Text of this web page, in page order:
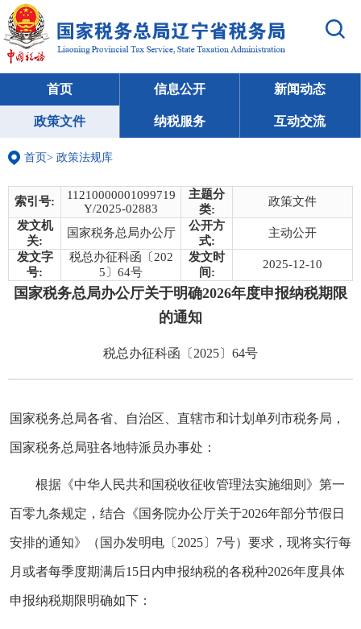
首页 信息公开 新闻动态
政策文件 纳税服务 互动交流
首页> 政策法规库
索引号:
11210000001099719
Y/2025-02883
主题分
类:
政策文件
发文机
关:
国家税务总局办公厅
公开方
式:
主动公开
发文字
号:
税总办征科函〔202
5〕64号
发文时
间:
2025-12-10
国家税务总局办公厅关于明确2026年度申报纳税期限
的通知
税总办征科函〔2025〕64号
国家税务总局各省、自治区、直辖市和计划单列市税务局，
国家税务总局驻各地特派员办事处：
根据《中华人民共和国税收征收管理法实施细则 》第一
百零九条规定，结合《国务院办公厅关于2026年部分节假日
安排的通知》（国办发明电〔2025〕7号）要求，现将实行每
月或者每季度期满后15日内申报纳税的各税种2026年度具体
申报纳税期限明确如下：